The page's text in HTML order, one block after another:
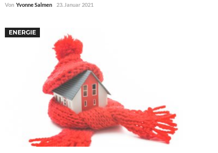
Von Yvonne Salmen 23. Januar 2021
ENERGIE